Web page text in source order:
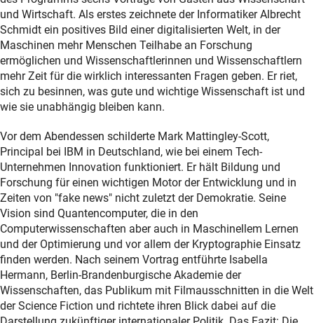
und Wirtschaft. Als erstes zeichnete der Informatiker Albrecht
Schmidt ein positives Bild einer digitalisierten Welt, in der
Maschinen mehr Menschen Teilhabe an Forschung
ermöglichen und Wissenschaftlerinnen und Wissenschaftlern
mehr Zeit für die wirklich interessanten Fragen geben. Er riet,
sich zu besinnen, was gute und wichtige Wissenschaft ist und
wie sie unabhängig bleiben kann.
Vor dem Abendessen schilderte Mark Mattingley-Scott,
Principal bei IBM in Deutschland, wie bei einem Tech-
Unternehmen Innovation funktioniert. Er hält Bildung und
Forschung für einen wichtigen Motor der Entwicklung und in
Zeiten von "fake news" nicht zuletzt der Demokratie. Seine
Vision sind Quantencomputer, die in den
Computerwissenschaften aber auch in Maschinellem Lernen
und der Optimierung und vor allem der Kryptographie Einsatz
finden werden. Nach seinem Vortrag entführte Isabella
Hermann, Berlin-Brandenburgische Akademie der
Wissenschaften, das Publikum mit Filmausschnitten in die Welt
der Science Fiction und richtete ihren Blick dabei auf die